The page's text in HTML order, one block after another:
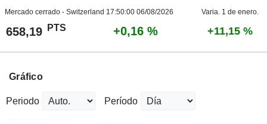
Mercado cerrado - Switzerland 17:50:00 06/08/2026 Varia. 1 de enero.
658,19 PTS +0,16 % +11,15 %
Gráfico
Periodo Período